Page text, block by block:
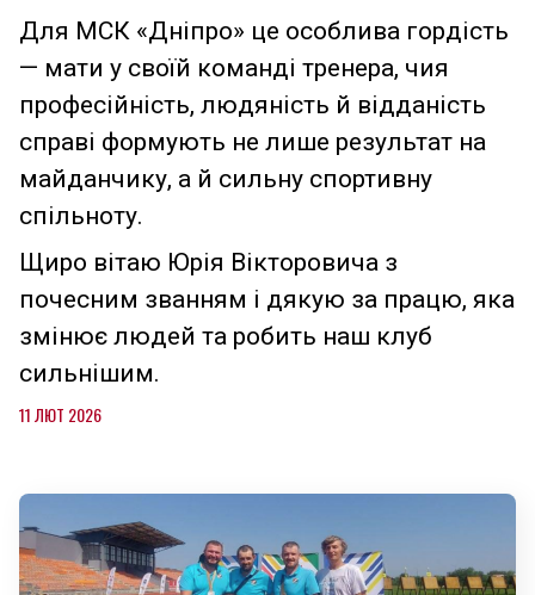
Для МСК «Дніпро» це особлива гордість
— мати у своїй команді тренера, чия
професійність, людяність й відданість
справі формують не лише результат на
майданчику, а й сильну спортивну
спільноту.
Щиро вітаю Юрія Вікторовича з
почесним званням і дякую за працю, яка
змінює людей та робить наш клуб
сильнішим.
11 ЛЮТ 2026